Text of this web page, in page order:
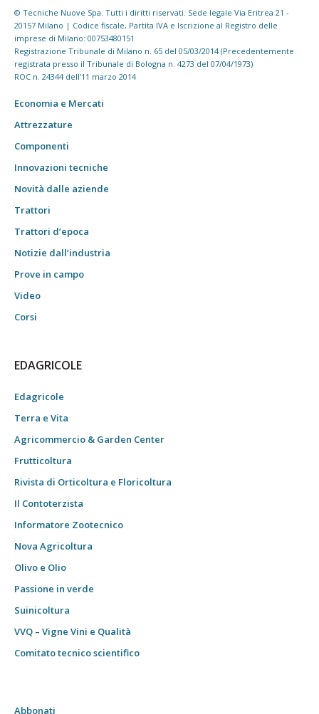
© Tecniche Nuove Spa. Tutti i diritti riservati. Sede legale Via Eritrea 21 -
20157 Milano | Codice fiscale, Partita IVA e Iscrizione al Registro delle
imprese di Milano: 00753480151
Registrazione Tribunale di Milano n. 65 del 05/03/2014 (Precedentemente
registrata presso il Tribunale di Bologna n. 4273 del 07/04/1973)
ROC n. 24344 dell'11 marzo 2014
Economia e Mercati
Attrezzature
Componenti
Innovazioni tecniche
Novità dalle aziende
Trattori
Trattori d’epoca
Notizie dall’industria
Prove in campo
Video
Corsi
EDAGRICOLE
Edagricole
Terra e Vita
Agricommercio & Garden Center
Frutticoltura
Rivista di Orticoltura e Floricoltura
Il Contoterzista
Informatore Zootecnico
Nova Agricoltura
Olivo e Olio
Passione in verde
Suinicoltura
VVQ – Vigne Vini e Qualità
Comitato tecnico scientifico
Abbonati